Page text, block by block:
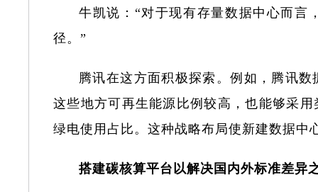
牛凯说：“对于现有存量数据中心而言
径。”
腾讯在这方面积极探索。例如，腾讯
这些地方可再生能源比例较高，也能够采
绿电使用占比。这种战略布局使新建数据中
搭建碳核算平台以解决国内外标准差异